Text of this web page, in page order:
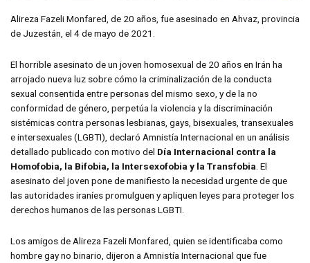
Alireza Fazeli Monfared, de 20 años, fue asesinado en Ahvaz, provincia
de Juzestán, el 4 de mayo de 2021.
El horrible asesinato de un joven homosexual de 20 años en Irán ha
arrojado nueva luz sobre cómo la criminalización de la conducta
sexual consentida entre personas del mismo sexo, y de la no
conformidad de género, perpetúa la violencia y la discriminación
sistémicas contra personas lesbianas, gays, bisexuales, transexuales
e intersexuales (LGBTI), declaró Amnistía Internacional en un análisis
detallado publicado con motivo del Día Internacional contra la
Homofobia, la Bifobia, la Intersexofobia y la Transfobia. El
asesinato del joven pone de manifiesto la necesidad urgente de que
las autoridades iraníes promulguen y apliquen leyes para proteger los
derechos humanos de las personas LGBTI.
Los amigos de Alireza Fazeli Monfared, quien se identificaba como
hombre gay no binario, dijeron a Amnistía Internacional que fue